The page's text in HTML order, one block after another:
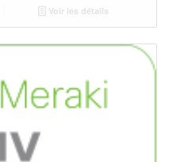
Voir les détails